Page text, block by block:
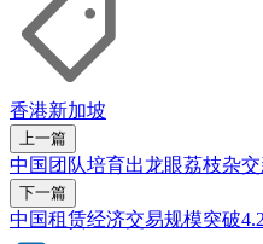
香港新加坡
上一篇
中国团队培育出龙眼荔枝杂
下一篇
中国租赁经济交易规模突破